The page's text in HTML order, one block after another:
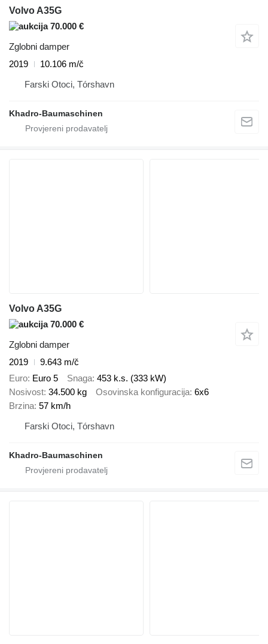
Volvo A35G
70.000 €
Zglobni damper
2019
10.106 m/č
Farski Otoci, Tórshavn
Khadro-Baumaschinen
Volvo A35G
70.000 €
Zglobni damper
2019
9.643 m/č
Euro Euro 5 Snaga 453 k.s. (333 kW)
Nosivost 34.500 kg Osovinska konfiguracija 6x6
Brzina 57 km/h
Farski Otoci, Tórshavn
Khadro-Baumaschinen